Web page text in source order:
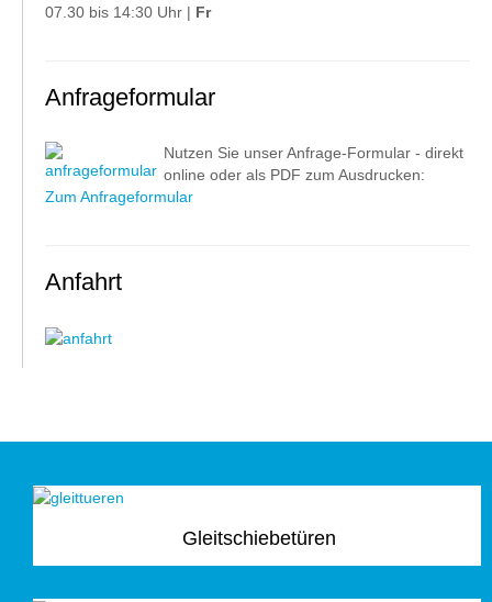
07.30 bis 14:30 Uhr | Fr
Anfrageformular
Nutzen Sie unser Anfrage-Formular - direkt
online oder als PDF zum Ausdrucken:
Zum Anfrageformular
Anfahrt
Gleitschiebetüren